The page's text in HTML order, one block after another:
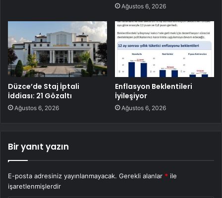
Ağustos 6, 2026
Düzce’de Staj İptali
İddiası: 21 Gözaltı
Ağustos 6, 2026
Enflasyon Beklentileri
İyileşiyor
Ağustos 6, 2026
Bir yanıt yazın
E-posta adresiniz yayınlanmayacak. Gerekli alanlar * ile
işaretlenmişlerdir